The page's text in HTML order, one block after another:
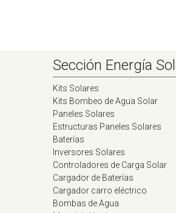
Sección Energía
Kits Solares
Kits Bombeo de Agua Solar
Paneles Solares
Estructuras Paneles Solares
Baterías
Inversores Solares
Controladores de Carga Solar
Cargador de Baterías
Cargador carro eléctrico
Bombas de Agua